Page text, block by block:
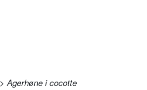
> Agerhøne i cocotte